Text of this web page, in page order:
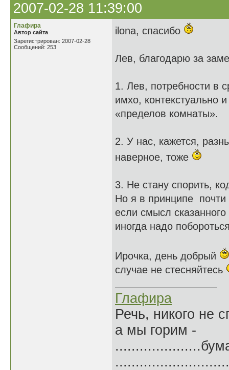
2007-02-28 11:39:00
Глафира
Автор сайта
Зарегистрирован: 2007-02-28
Сообщений: 253
ilona, спасибо
Лев, благодарю за
1. Лев, потребности в
имхо, контекстуально
«пределов комнаты».
2. У нас, кажется,
наверное, тоже
3. Не стану спорить,
Но я в принципе
если смысл
иногда надо
Ирочка, день добрый
случае не стесняйтесь
Глафира
Речь, никого не
а мы горим -